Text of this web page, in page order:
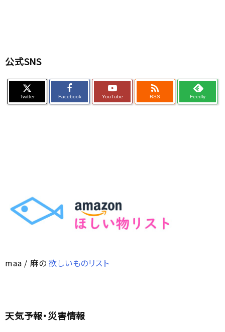
公式SNS
Twitter Facebook YouTube

RSS Feedly
maa / 麻の欲しいものリスト
天気予報・災害情報